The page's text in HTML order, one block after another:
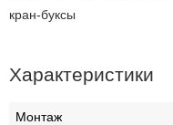
кран-буксы
Характеристики
Монтаж